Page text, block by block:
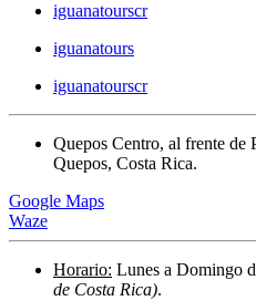
iguanatourscr
iguanatours
iguanatourscr
Quepos Centro, al frente de
Quepos, Costa Rica.
Google Maps
Waze
Horario: Lunes a Domingo
de Costa Rica).